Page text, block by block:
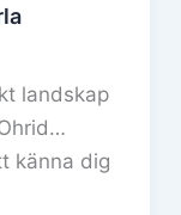
landskap
känna dig